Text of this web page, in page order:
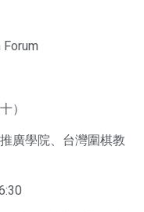
）
廣學院、台灣圍棋教